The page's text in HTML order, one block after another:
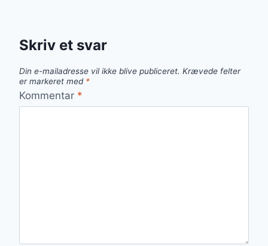
Skriv et svar
Din e-mailadresse vil ikke blive publiceret. Krævede felter
er markeret med *
Kommentar *